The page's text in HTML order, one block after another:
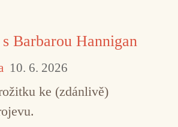
Barbarou Hannigan
10. 6. 2026
ke (zdánlivě)